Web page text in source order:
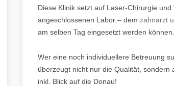
Diese Klinik setzt auf Laser-Chirurgie
angeschlossenen Labor – dem zahnarzt
am selben Tag eingesetzt werden können.
Wer eine noch individuellere Betreuung
überzeugt nicht nur die Qualität,
inkl. Blick auf die Donau!